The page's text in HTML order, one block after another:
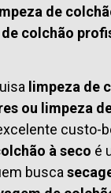
de
colchão
limpeza de
ou limpeza
custo-
à seco é
busca